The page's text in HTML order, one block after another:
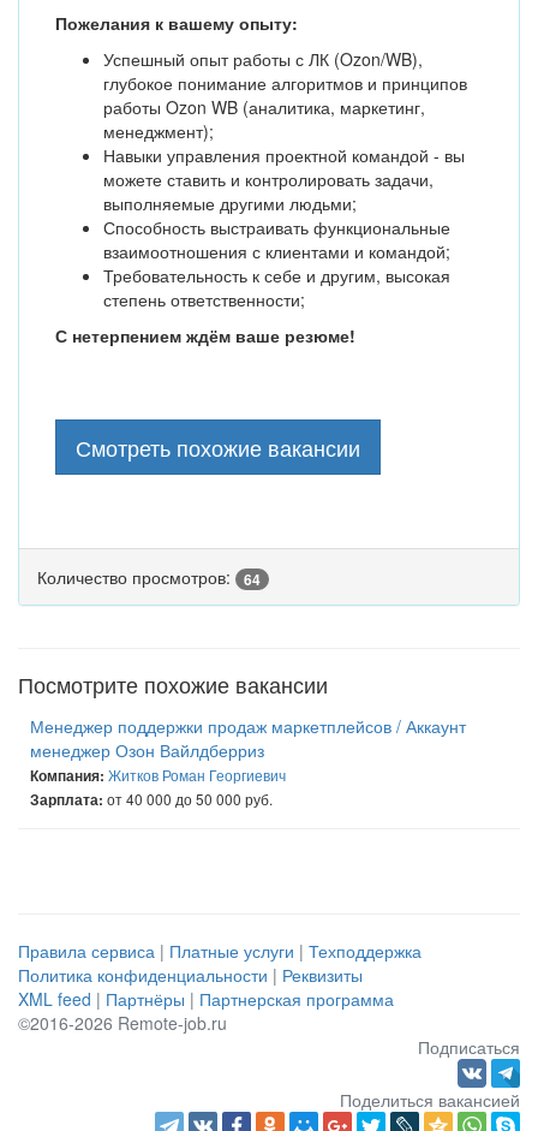
Пожелания к вашему опыту:
Успешный опыт работы с ЛК (Ozon/WB),
глубокое понимание алгоритмов и принципов
работы Ozon WB (аналитика, маркетинг,
менеджмент);
Навыки управления проектной командой - вы
можете ставить и контролировать задачи,
выполняемые другими людьми;
Способность выстраивать функциональные
взаимоотношения с клиентами и командой;
Требовательность к себе и другим, высокая
степень ответственности;
С нетерпением ждём ваше резюме!
Смотреть похожие вакансии
Количество просмотров: 64
Посмотрите похожие вакансии
Менеджер поддержки продаж маркетплейсов / Аккаунт
менеджер Озон Вайлдберриз
Компания: Житков Роман Георгиевич
Зарплата: от 40 000 до 50 000 руб.
Правила сервиса | Платные услуги | Техподдержка
Политика конфиденциальности | Реквизиты
XML feed | Партнёры | Партнерская программа
©2016-2026 Remote-job.ru
Подписаться
Поделиться вакансией